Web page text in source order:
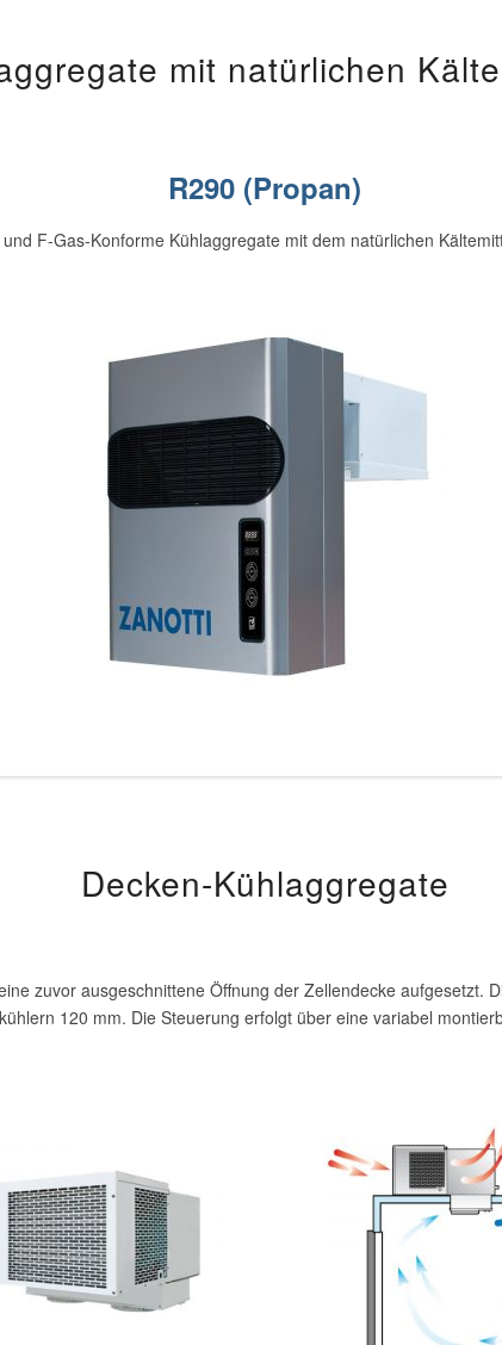
mit natürlichen
R290 (Propan)
F-Gas-Konforme Kühlaggregate mit dem natürlichen
Decken-Kühlaggregate
zuvor ausgeschnittene Öffnung der Zellendecke aufgesetzt.
120 mm. Die Steuerung erfolgt über eine variabel